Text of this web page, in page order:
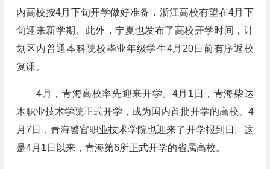
内高校按4月下旬开学做好准备，浙江高校有望在4月下
旬迎来新学期。此外，宁夏也发布了高校开学时间，计
划区内普通本科院校毕业年级学生4月20日前有序返校
复课。
4月，青海高校率先迎来开学。4月1日，青海柴达
木职业技术学院正式开学，成为国内首批开学的高校。4
月7日，青海警官职业技术学院也迎来了开学报到日。这
是4月1日以来，青海第6所正式开学的省属高校。